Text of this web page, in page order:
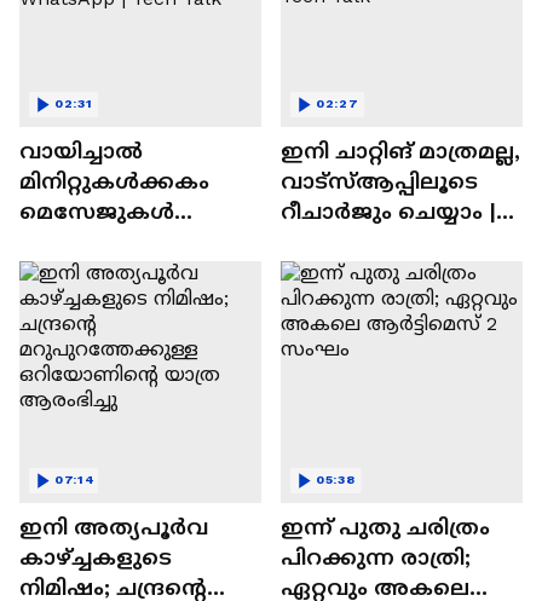
വായിച്ചാൽ
മിനിറ്റുകൾക്കകം
മെസേജുകള്‍
WhatsApp | Tech Talk
02:31
ഇനി ചാറ്റിങ് മാത്രമല്ല,
വാട്‌സ്‌ആപ്പിലൂടെ
റീചാർജും ചെയ്യാം |
Tech Talk
02:27
ഇനി അത്യപൂര്‍വ
കാഴ്ച്ചകളുടെ
നിമിഷം; ചന്ദ്രന്റെ
07:14
ഇന്ന് പുതു ചരിത്രം
പിറക്കുന്ന രാത്രി;
ഏറ്റവും അകലെ
05:38